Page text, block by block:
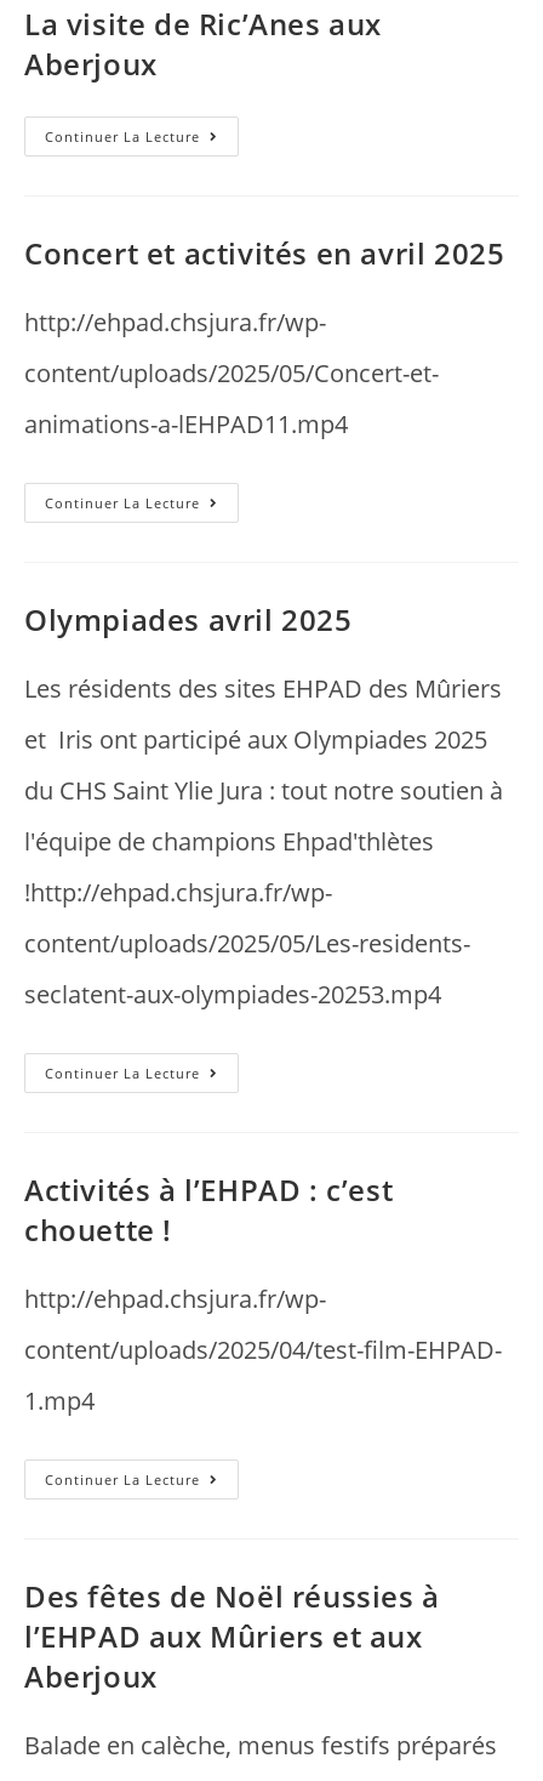
La visite de Ric’Anes aux
Aberjoux
Continuer La Lecture
Concert et activités en avril 2025
http://ehpad.chsjura.fr/wp-
content/uploads/2025/05/Concert-et-
animations-a-lEHPAD11.mp4
Continuer La Lecture
Olympiades avril 2025
Les résidents des sites EHPAD des Mûriers
et Iris ont participé aux Olympiades 2025
du CHS Saint Ylie Jura : tout notre soutien à
l'équipe de champions Ehpad'thlètes
!http://ehpad.chsjura.fr/wp-
content/uploads/2025/05/Les-residents-
seclatent-aux-olympiades-20253.mp4
Continuer La Lecture
Activités à l’EHPAD : c’est
chouette !
http://ehpad.chsjura.fr/wp-
content/uploads/2025/04/test-film-EHPAD-
1.mp4
Continuer La Lecture
Des fêtes de Noël réussies à
l’EHPAD aux Mûriers et aux
Aberjoux
Balade en calèche, menus festifs préparés